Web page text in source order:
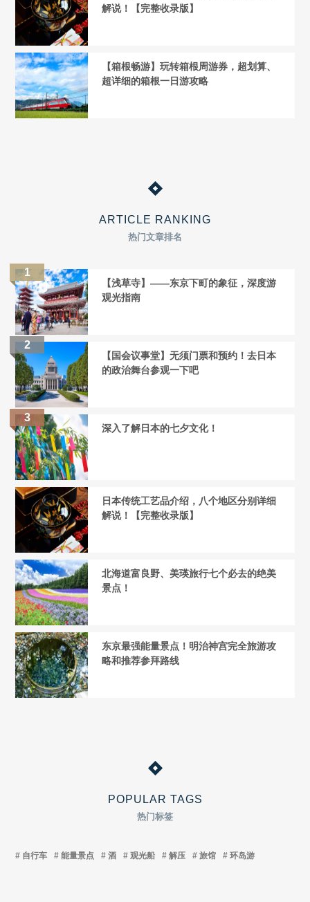
POPULAR TAGS
热门标签
自行车 能量景点 酒 观光船 解压 旅馆 环岛游
解说！【完整收录版】
【箱根畅游】玩转箱根周游券，超划算、
超详细的箱根一日游攻略
ARTICLE RANKING
热门文章排名
【浅草寺】——东京下町的象征，深度游
观光指南
【国会议事堂】无须门票和预约！去日本
的政治舞台参观一下吧
深入了解日本的七夕文化！
日本传统工艺品介绍，八个地区分别详细
解说！【完整收录版】
北海道富良野、美瑛旅行七个必去的绝美
景点！
东京最强能量景点！明治神宫完全旅游攻
略和推荐参拜路线